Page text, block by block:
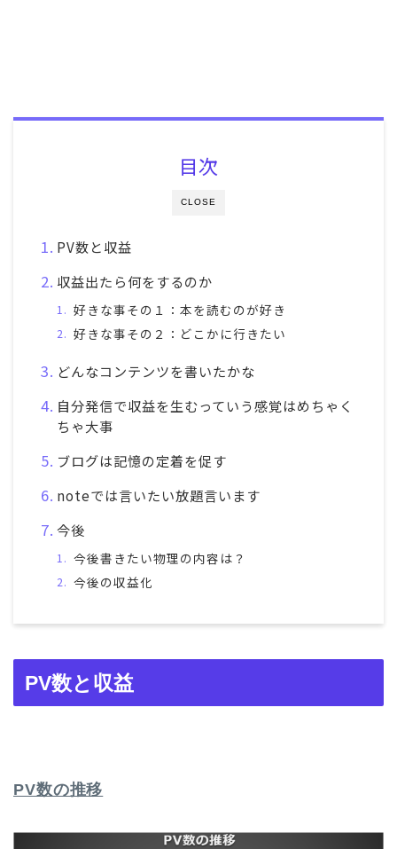
CLOSE
目次
PV数と収益
収益出たら何をするのか
好きな事その１：本を読むのが好き
好きな事その２：どこかに行きたい
どんなコンテンツを書いたかな
自分発信で収益を生むっていう感覚はめちゃく
ちゃ大事
ブログは記憶の定着を促す
noteでは言いたい放題言います
今後
今後書きたい物理の内容は？
今後の収益化
PV数と収益
PV数の推移